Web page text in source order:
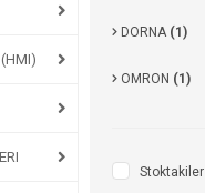
(HMI)
DORNA (1)
OMRON (1)
Stoktakiler